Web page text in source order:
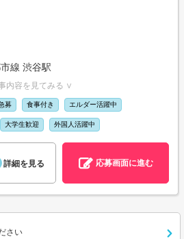
線 渋谷駅
内容を見てみる ∨
募 食事付き エルダー活躍中
大学生歓迎 外国人活躍中
詳細を見る 応募画面に進む
さい